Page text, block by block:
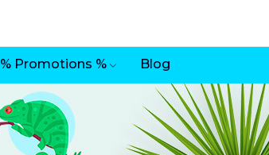
% Promotions % Blog